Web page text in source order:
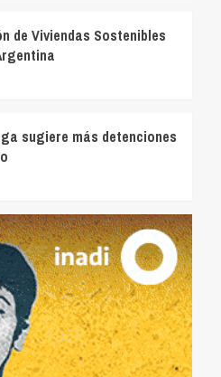
de Viviendas Sostenibles
sugiere más detenciones